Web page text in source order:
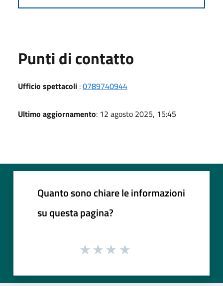
Punti di contatto
Ufficio spettacoli :0789740944
Ultimo aggiornamento: 12 agosto 2025, 15:45
Quanto sono chiare le informazioni
su questa pagina?